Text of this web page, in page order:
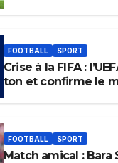
FOOTBALL SPORT
Crise à la FIFA :
ton et confirme le
FOOTBALL SPORT
Match amical : Bara